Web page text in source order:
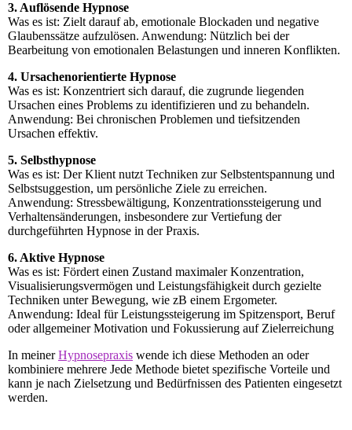
3. Auflösende Hypnose
Was es ist: Zielt darauf ab, emotionale Blockaden und negative
Glaubenssätze aufzulösen. Anwendung: Nützlich bei der
Bearbeitung von emotionalen Belastungen und inneren Konflikten.
4. Ursachenorientierte Hypnose
Was es ist: Konzentriert sich darauf, die zugrunde liegenden
Ursachen eines Problems zu identifizieren und zu behandeln.
Anwendung: Bei chronischen Problemen und tiefsitzenden
Ursachen effektiv.
5. Selbsthypnose
Was es ist: Der Klient nutzt Techniken zur Selbstentspannung und
Selbstsuggestion, um persönliche Ziele zu erreichen.
Anwendung: Stressbewältigung, Konzentrationssteigerung und
Verhaltensänderungen, insbesondere zur Vertiefung der
durchgeführten Hypnose in der Praxis.
6. Aktive Hypnose
Was es ist: Fördert einen Zustand maximaler Konzentration,
Visualisierungsvermögen und Leistungsfähigkeit durch gezielte
Techniken unter Bewegung, wie zB einem Ergometer.
Anwendung: Ideal für Leistungssteigerung im Spitzensport, Beruf
oder allgemeiner Motivation und Fokussierung auf Zielerreichung
In meinerHypnosepraxis wende ich diese Methoden an oder
kombiniere mehrere Jede Methode bietet spezifische Vorteile und
kann je nach Zielsetzung und Bedürfnissen des Patienten eingesetzt
werden.